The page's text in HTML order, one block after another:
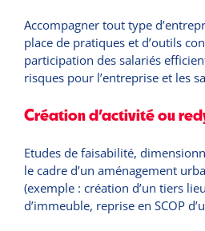
Accompagner tout type
place de pratiques et d’outils
participation des salariés
risques pour l’entreprise et les
Création d’activité ou
Etudes de faisabilité,
le cadre d’un aménagement
(exemple : création d’un tiers
d’immeuble, reprise en SCOP